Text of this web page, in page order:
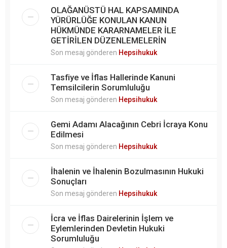
OLAĞANÜSTÜ HAL KAPSAMINDA
YÜRÜRLÜĞE KONULAN KANUN
HÜKMÜNDE KARARNAMELER İLE
GETİRİLEN DÜZENLEMELERİN
Son mesaj gönderen Hepsihukuk
Tasfiye ve İflas Hallerinde Kanuni
Temsilcilerin Sorumluluğu
Son mesaj gönderen Hepsihukuk
Gemi Adamı Alacağının Cebri İcraya Konu
Edilmesi
Son mesaj gönderen Hepsihukuk
İhalenin ve İhalenin Bozulmasının Hukuki
Sonuçları
Son mesaj gönderen Hepsihukuk
İcra ve İflas Dairelerinin İşlem ve
Eylemlerinden Devletin Hukuki
Sorumluluğu